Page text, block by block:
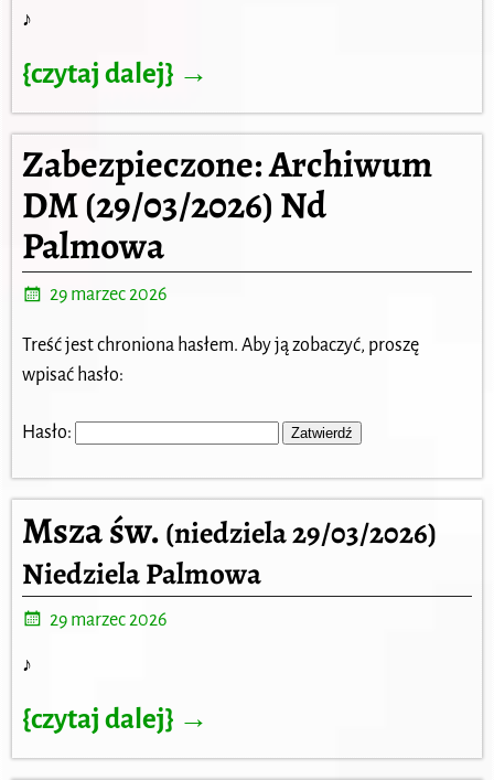
♪
{czytaj dalej} →
Zabezpieczone: Archiwum
DM (29/03/2026) Nd
Palmowa
29 marzec 2026
Treść jest chroniona hasłem. Aby ją zobaczyć, proszę
wpisać hasło:
Hasło:
Msza św.(niedziela 29/03/2026)
Niedziela Palmowa
29 marzec 2026
♪
{czytaj dalej} →